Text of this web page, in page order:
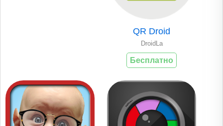
QR Droid
DroidLa
Бесплатно